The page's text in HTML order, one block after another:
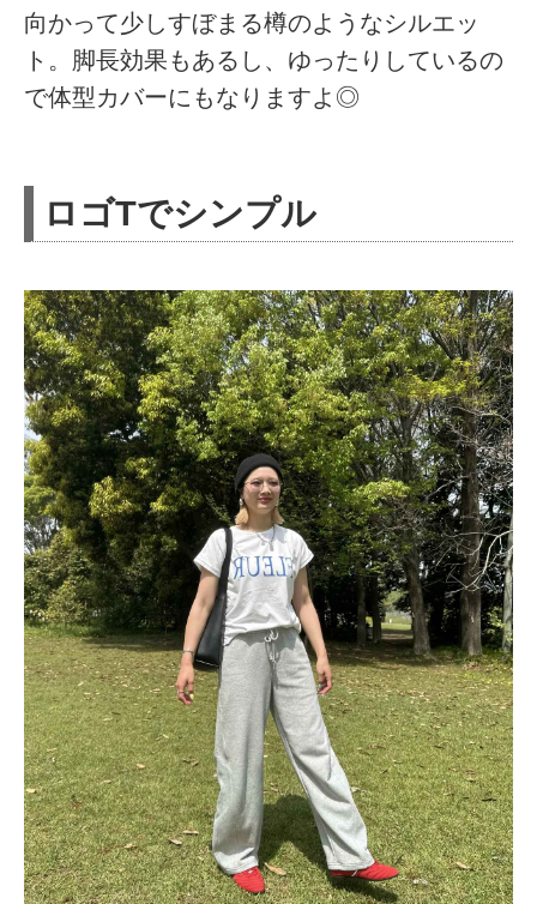
向かって少しすぼまる樽のようなシルエッ
ト。脚長効果もあるし、ゆったりしているの
で体型カバーにもなりますよ◎
ロゴTでシンプル